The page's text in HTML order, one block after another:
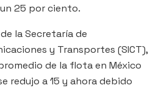
25 por ciento.
la Secretaría de
y Transportes (SICT),
de la flota en México
redujo a 15 y ahora debido